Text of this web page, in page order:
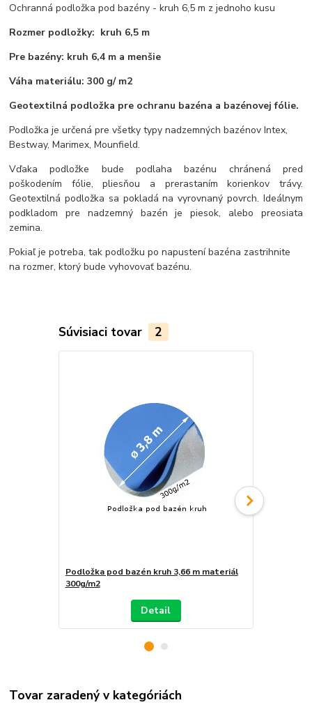
Ochranná podložka pod bazény - kruh 6,5 m z jednoho kusu
Rozmer podložky: kruh 6,5 m
Pre bazény: kruh 6,4 m a menšie
Váha materiálu: 300 g/ m2
Geotextilná podložka pre ochranu bazéna a bazénovej fólie.
Podložka je určená pre všetky typy nadzemných bazénov Intex,
Bestway, Marimex, Mounfield.
Vďaka podložke bude podlaha bazénu chránená pred
poškodením fólie, pliesňou a prerastaním korienkov trávy.
Geotextilná podložka sa pokladá na vyrovnaný povrch. Ideálnym
podkladom pre nadzemný bazén je piesok, alebo preosiata
zemina.
Pokiaľ je potreba, tak podložku po napustení bazéna zastrihnite
na rozmer, ktorý bude vyhovovať bazénu.
Súvisiaci tovar 2
Podložka pod bazén kruh 3,66 m materiál
300g/m2
Detail
Tovar zaradený v kategóriách